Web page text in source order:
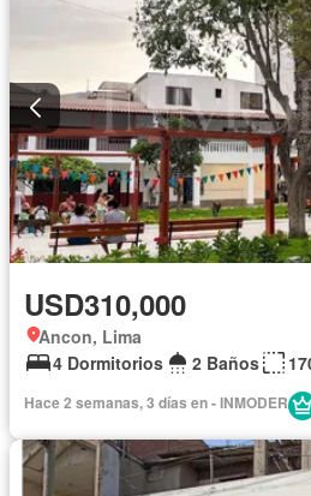
USD310,000
Ancon, Lima
4 Dormitorios
2 Baños
Hace 2 semanas, 3 días en - INMODER